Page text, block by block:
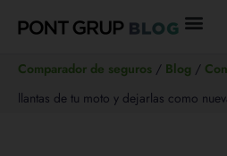
contenido
Comparador de seguros / Blog /
llantas de tu moto y dejarlas como